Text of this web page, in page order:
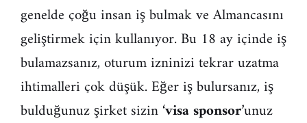
genelde çoğu insan iş bulmak ve Almancasını
geliştirmek için kullanıyor. Bu 18 ay içinde iş
bulamazsanız, oturum izninizi tekrar uzatma
ihtimalleri çok düşük. Eğer iş bulursanız, iş
bulduğunuz şirket sizin ‘visa sponsor’unuz